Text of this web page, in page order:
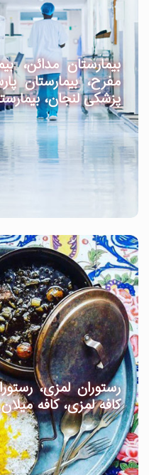
بیمارستان مدائن،
مفرح، بیمارستان
پزشکی لنجان،
رستوران لمزی،
کافه لمزی، کافه میلان